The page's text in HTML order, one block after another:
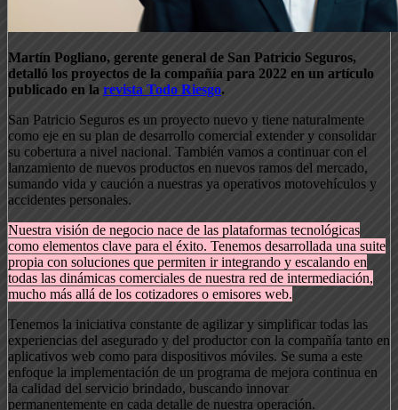
Martín Pogliano, gerente general de San Patricio Seguros,
detalló los proyectos de la compañía para 2022 en un artículo
publicado en la revista Todo Riesgo.
San Patricio Seguros es un proyecto nuevo y tiene naturalmente
como eje en su plan de desarrollo comercial extender y consolidar
su cobertura a nivel nacional. También vamos a continuar con el
lanzamiento de nuevos productos en nuevos ramos del mercado,
sumando vida y caución a nuestras ya operativos motovehículos y
accidentes personales.
Nuestra visión de negocio nace de las plataformas tecnológicas
como elementos clave para el éxito. Tenemos desarrollada una suite
propia con soluciones que permiten ir integrando y escalando en
todas las dinámicas comerciales de nuestra red de intermediación,
mucho más allá de los cotizadores o emisores web.
Tenemos la iniciativa constante de agilizar y simplificar todas las
experiencias del asegurado y del productor con la compañía tanto en
aplicativos web como para dispositivos móviles. Se suma a este
enfoque la implementación de un programa de mejora continua en
la calidad del servicio brindado, buscando innovar
permanentemente en cada detalle de nuestra operación.